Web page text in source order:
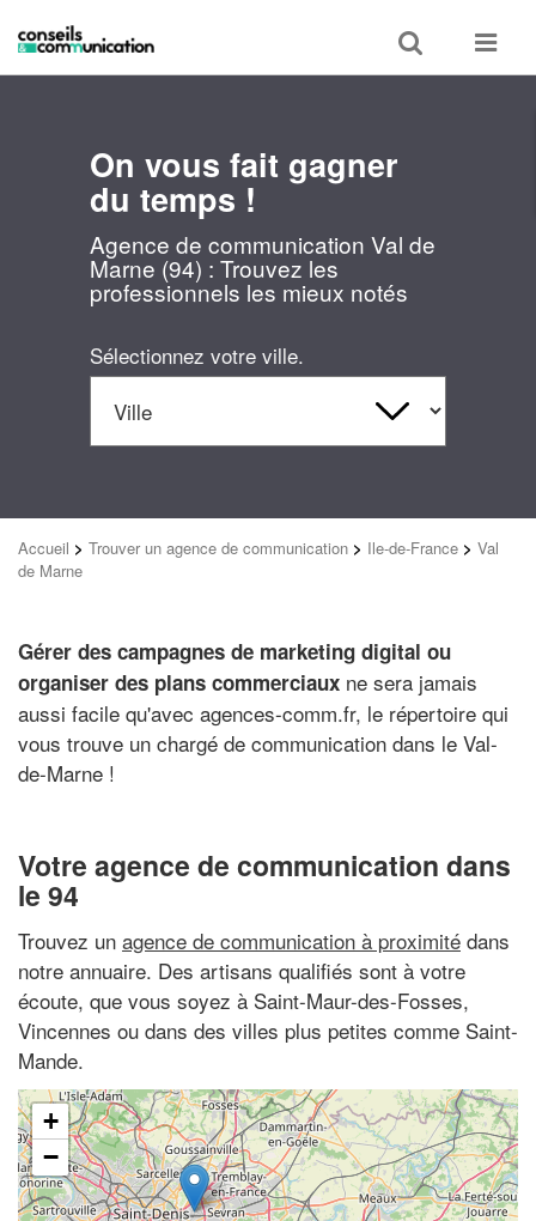
Toggle
search
Toggle
On vous fait gagner
du temps !
Agence de communication Val de
Marne (94) : Trouvez les
professionnels les mieux notés
Sélectionnez votre ville.
Accueil > Trouver un agence de communication > Ile-de-France > Val
de Marne
Gérer des campagnes de marketing digital ou
organiser des plans commerciaux ne sera jamais
aussi facile qu'avec agences-comm.fr, le répertoire qui
vous trouve un chargé de communication dans le Val-
de-Marne !
Votre agence de communication dans
le 94
Trouvez un agence de communication à proximité dans
notre annuaire. Des artisans qualifiés sont à votre
écoute, que vous soyez à Saint-Maur-des-Fosses,
Vincennes ou dans des villes plus petites comme Saint-
Mande.
+
−